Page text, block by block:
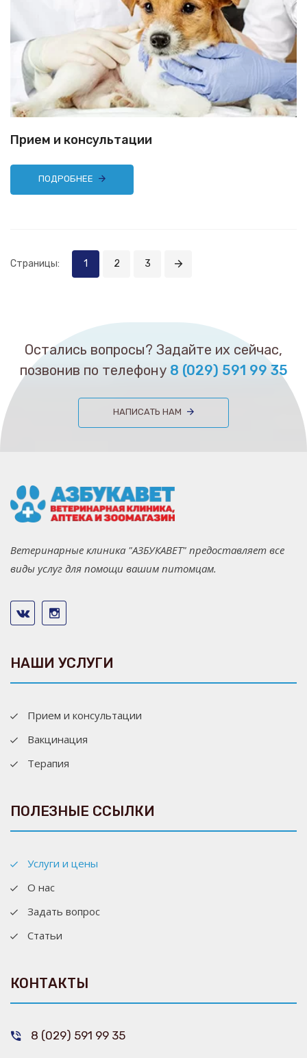
Прием и консультации
ПОДРОБНЕЕ
Страницы: 1 2 3
Остались вопросы? Задайте их сейчас,
позвонив по телефону 8 (029) 591 99 35
НАПИСАТЬ НАМ
Ветеринарные клиника "АЗБУКАВЕТ" предоставляет все
виды услуг для помощи вашим питомцам.
НАШИ УСЛУГИ
Прием и консультации
Вакцинация
Терапия
ПОЛЕЗНЫЕ ССЫЛКИ
Услуги и цены
О нас
Задать вопрос
Статьи
КОНТАКТЫ
8 (029) 591 99 35